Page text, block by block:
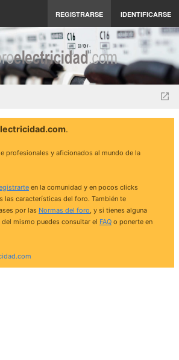
REGISTRARSE IDENTIFICARSE
.
profesionales y aficionados al mundo de la
en la comunidad y en pocos clicks
las características del foro. También te
por las Normas del foro, y si tienes alguna
mismo puedes consultar el FAQ o ponerte en